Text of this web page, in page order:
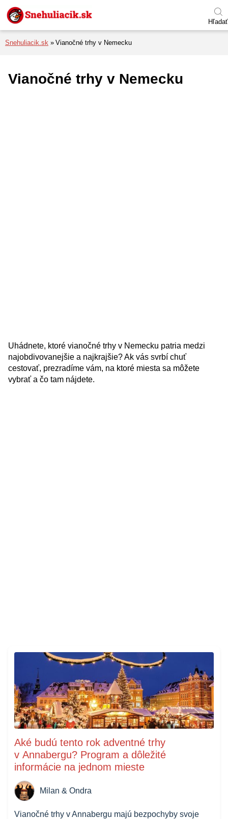
Preskočiť na menu
Preskočiť na obsah
Preskočiť na pätu
Hľadať
Snehuliacik.sk Vianočné trhy v Nemecku
Vianočné trhy v Nemecku
Uhádnete, ktoré vianočné trhy v Nemecku patria medzi
najobdivovanejšie a najkrajšie? Ak vás svrbí chuť
cestovať, prezradíme vám, na ktoré miesta sa môžete
vybrať a čo tam nájdete.
Aké budú tento rok adventné trhy
v Annabergu? Program a dôležité
informácie na jednom mieste
Milan & Ondra
Vianočné trhy v Annabergu majú bezpochyby svoje